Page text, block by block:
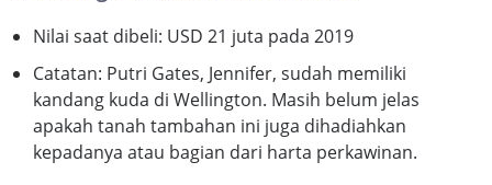
Nilai saat dibeli: USD 21 juta pada 2019
Catatan: Putri Gates, Jennifer, sudah memiliki
kandang kuda di Wellington. Masih belum jelas
apakah tanah tambahan ini juga dihadiahkan
kepadanya atau bagian dari harta perkawinan.